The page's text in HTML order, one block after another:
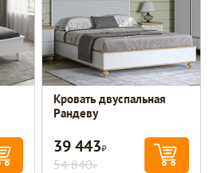
Кровать двуспальная
Рандеву
39 443Р
54 840Р